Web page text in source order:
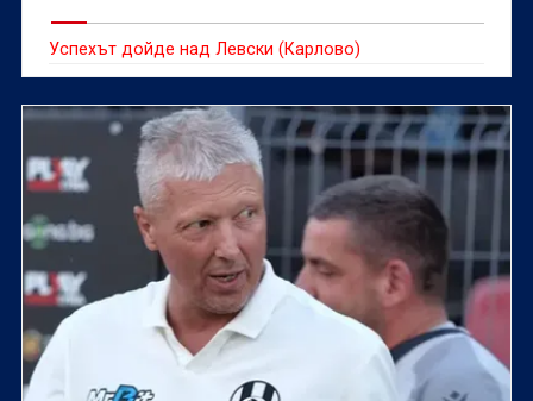
Успехът дойде над Левски (Карлово)